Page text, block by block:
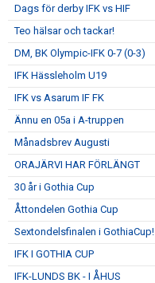
Dags för derby IFK vs HIF
Teo hälsar och tackar!
DM, BK Olympic-IFK 0-7 (0-3)
IFK Hässleholm U19
IFK vs Asarum IF FK
Ännu en 05a i A-truppen
Månadsbrev Augusti
ORAJÄRVI HAR FÖRLÄNGT
30 år i Gothia Cup
Åttondelen Gothia Cup
Sextondelsfinalen i GothiaCup!
IFK I GOTHIA CUP
IFK-LUNDS BK - I ÅHUS